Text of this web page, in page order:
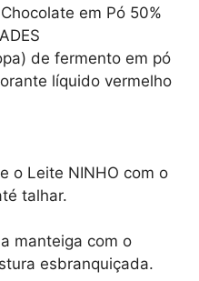
em Pó 50%
de fermento em pó
líquido vermelho
o Leite NINHO com o
talhar.
manteiga com o
esbranquiçada.